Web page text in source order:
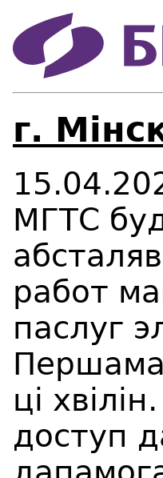
г.
МГТС
работ
паслуг
ці
доступ